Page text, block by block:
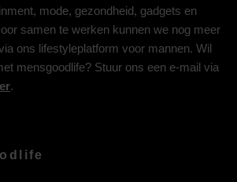
mode, gezondheid, gadgets en
samen te werken kunnen we nog meer
ons lifestyleplatform voor mannen. Wil
mensgoodlife? Stuur ons een e-mail via
.